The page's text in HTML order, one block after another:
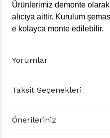
Ürünlerimiz demonte
alıcıya aittir. Kurulum
e kolayca monte edilebilir.
Yorumlar
Taksit Seçenekleri
Önerileriniz